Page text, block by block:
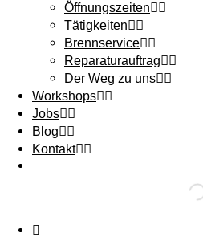
Öffnungszeiten
Tätigkeiten
Brennservice
Reparaturauftrag
Der Weg zu uns
Workshops
Jobs
Blog
Kontakt